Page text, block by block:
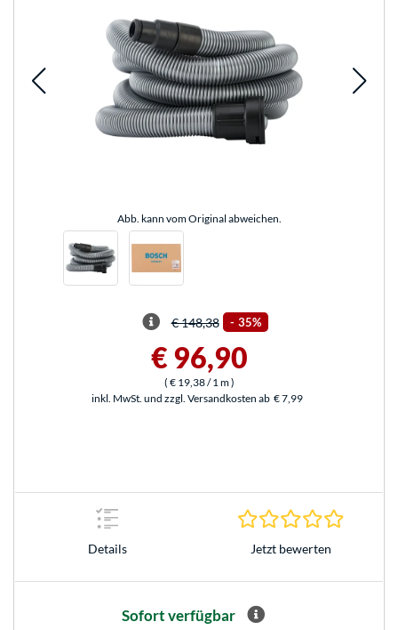
Abb. kann vom Original abweichen.
€ 148,38 - 35%
€ 96,90
( € 19,38/ 1 m)
inkl. MwSt. und zzgl. Versandkosten ab € 7,99
Details Jetzt bewerten
Sofort verfügbar